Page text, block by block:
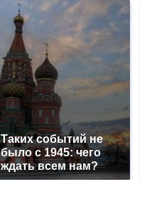
Таких событий не
было с 1945: чего
ждать всем нам?